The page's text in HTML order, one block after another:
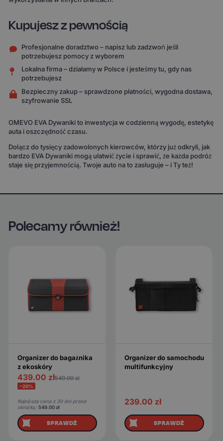
Kupujesz z pewnością
Profesjonalne doradztwo – napisz lub zadzwoń jeśli
potrzebujesz pomocy z wyborem
Lokalna firma – działamy w Polsce i jesteśmy tu, gdy nas
potrzebujesz
Bezpieczny zakup – sprawdzone płatności, wygodna dostawa,
szyfrowanie SSL
OMEVO EVA Dywaniki to inwestycja w codzienną wygodę, estetykę
auta i oszczędność czasu.
Dołącz do tysięcy zadowolonych kierowców, którzy już odkryli, jak
bardzo EVA Dywaniki mogą ułatwić życie i sprawić, że każda podróż
staje się przyjemnością. Twoje auto na to zasługuje – i Ty też!
Polecamy również!
Organizer do bagażnika
z ekoskóry
439.00 zł549.00zł
−20%
Najniższa cena z 30 dni przed
obniżką: 549.00zł
SPRAWDŹ
Organizer do samochodu
multifunkcyjny
239.00 zł
SPRAWDŹ